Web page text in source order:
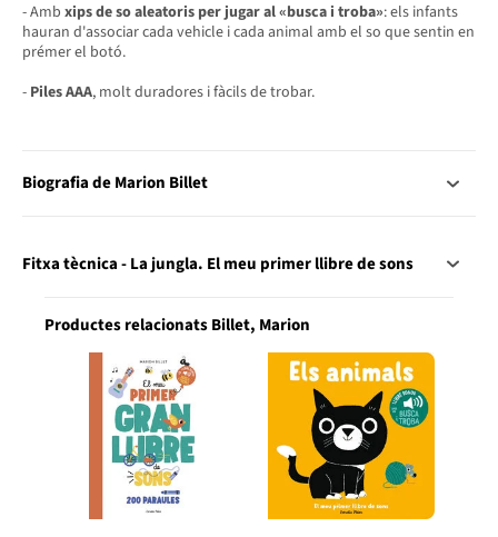
- Amb xips de so aleatoris per jugar al «busca i troba»: els infants
hauran d'associar cada vehicle i cada animal amb el so que sentin en
prémer el botó.
- Piles AAA, molt duradores i fàcils de trobar.
Biografia de Marion Billet
Fitxa tècnica - La jungla. El meu primer llibre de sons
Productes relacionats Billet, Marion